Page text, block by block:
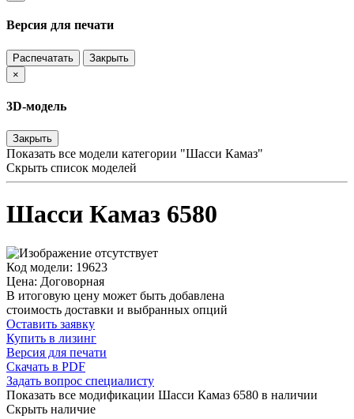
Версия для печати
Распечатать
Закрыть
×
3D-модель
Закрыть
Показать все модели категории "Шасси Камаз"
Скрыть список моделей
Шасси Камаз 6580
Код модели: 19623
Цена: Договорная
В итоговую цену может быть добавлена
стоимость доставки и выбранных опций
Оставить заявку
Купить в лизинг
Версия для печати
Скачать в PDF
Задать вопрос специалисту
Показать все модификации Шасси Камаз 6580 в наличии
Скрыть наличие